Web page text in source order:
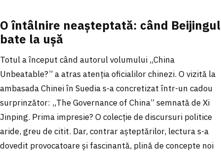
O întâlnire neașteptată: când Beijingul
bate la ușă
Totul a început când autorul volumului „China
Unbeatable?” a atras atenția oficialilor chinezi. O vizită la
ambasada Chinei în Suedia s-a concretizat într-un cadou
surprinzător: „The Governance of China” semnată de Xi
Jinping. Prima impresie? O colecție de discursuri politice
aride, greu de citit. Dar, contrar așteptărilor, lectura s-a
dovedit provocatoare și fascinantă, plină de concepte noi